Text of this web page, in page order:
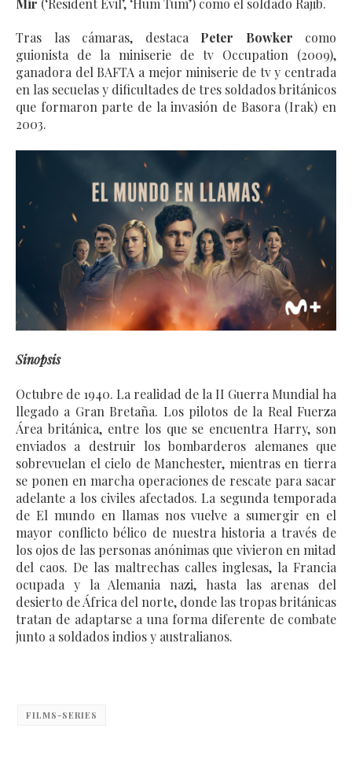
Tras las cámaras, destaca Peter Bowker como
guionista de la miniserie de tv Occupation (2009),
ganadora del BAFTA a mejor miniserie de tv y centrada
en las secuelas y dificultades de tres soldados británicos
que formaron parte de la invasión de Basora (Irak) en
2003.
Sinopsis
Octubre de 1940. La realidad de la II Guerra Mundial ha
llegado a Gran Bretaña. Los pilotos de la Real Fuerza
Área británica, entre los que se encuentra Harry, son
enviados a destruir los bombarderos alemanes que
sobrevuelan el cielo de Manchester, mientras en tierra
se ponen en marcha operaciones de rescate para sacar
adelante a los civiles afectados. La segunda temporada
de El mundo en llamas nos vuelve a sumergir en el
mayor conflicto bélico de nuestra historia a través de
los ojos de las personas anónimas que vivieron en mitad
del caos. De las maltrechas calles inglesas, la Francia
ocupada y la Alemania nazi, hasta las arenas del
desierto de África del norte, donde las tropas británicas
tratan de adaptarse a una forma diferente de combate
junto a soldados indios y australianos.
FILMS-SERIES